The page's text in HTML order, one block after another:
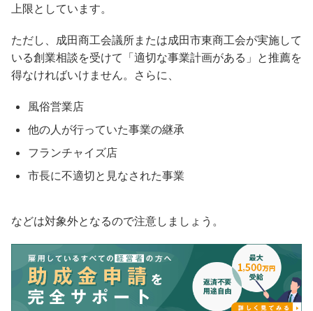
上限としています。
ただし、成田商工会議所または成田市東商工会が実施して
いる創業相談を受けて「適切な事業計画がある」と推薦を
得なければいけません。さらに、
風俗営業店
他の人が行っていた事業の継承
フランチャイズ店
市長に不適切と見なされた事業
などは対象外となるので注意しましょう。